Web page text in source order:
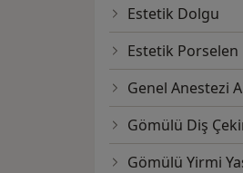
Estetik Dolgu
Estetik Porselen
Genel Anestezi
Gömülü Diş
Gömülü Yirmi